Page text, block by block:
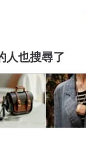
人也搜尋了